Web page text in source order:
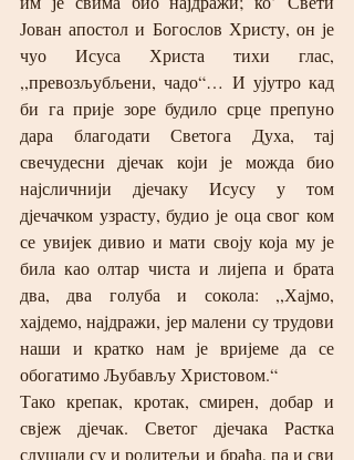
Јован апостол и Богослов Христу, он је
чуо Исуса Христа тихи глас,
,,превозљубљени, чадо“… И ујутро кад
би га прије зоре будило срце препуно
дара благодати Светога Духа, тај
свечудесни дјечак који је можда био
најсличнији дјечаку Исусу у том
дјечачком узрасту, будио је оца свог ком
се увијек дивио и мати своју која му је
била као олтар чиста и лијепа и брата
два, два голуба и сокола: ,,Хајмо,
хајдемо, најдражи, јер малени су трудови
наши и кратко нам је вријеме да се
обогатимо Љубављу Христовом.“
Тако крепак, кротак, смирен, добар и
свјеж дјечак. Светог дјечака Растка
слушали су и родитељи и браћа, па и сви